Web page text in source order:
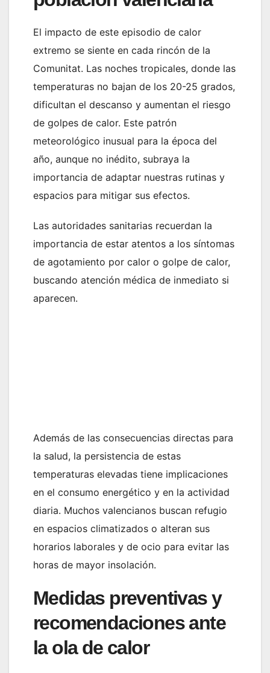
El impacto de este episodio de calor
extremo se siente en cada rincón de la
Comunitat. Las noches tropicales, donde las
temperaturas no bajan de los 20-25 grados,
dificultan el descanso y aumentan el riesgo
de golpes de calor. Este patrón
meteorológico inusual para la época del
año, aunque no inédito, subraya la
importancia de adaptar nuestras rutinas y
espacios para mitigar sus efectos.
Las autoridades sanitarias recuerdan la
importancia de estar atentos a los síntomas
de agotamiento por calor o golpe de calor,
buscando atención médica de inmediato si
aparecen.
Además de las consecuencias directas para
la salud, la persistencia de estas
temperaturas elevadas tiene implicaciones
en el consumo energético y en la actividad
diaria. Muchos valencianos buscan refugio
en espacios climatizados o alteran sus
horarios laborales y de ocio para evitar las
horas de mayor insolación.
Medidas preventivas y
recomendaciones ante
la ola de calor